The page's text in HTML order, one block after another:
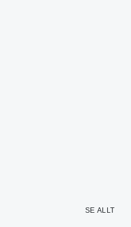
SE ALLT